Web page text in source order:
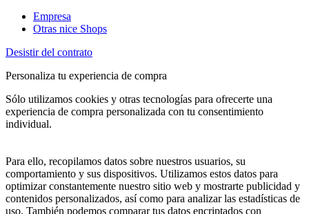
Empresa
Otras nice Shops
Desistir del contrato
Personaliza tu experiencia de compra
Sólo utilizamos cookies y otras tecnologías para ofrecerte una
experiencia de compra personalizada con tu consentimiento
individual.
Para ello, recopilamos datos sobre nuestros usuarios, su
comportamiento y sus dispositivos. Utilizamos estos datos para
optimizar constantemente nuestro sitio web y mostrarte publicidad y
contenidos personalizados, así como para analizar las estadísticas de
uso. También podemos comparar tus datos encriptados con